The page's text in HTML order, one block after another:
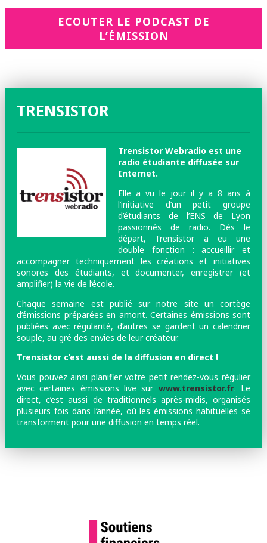
ECOUTER LE PODCAST DE
L’ÉMISSION
TRENSISTOR
Trensistor Webradio est une
radio étudiante diffusée sur
Internet.
Elle a vu le jour il y a 8 ans à
l’initiative d’un petit groupe
d’étudiants de l’ENS de Lyon
passionnés de radio. Dès le
départ, Trensistor a eu une
double fonction : accueillir et
accompagner techniquement les créations et initiatives
sonores des étudiants, et documenter, enregistrer (et
amplifier) la vie de l’école.
Chaque semaine est publié sur notre site un cortège
d’émissions préparées en amont. Certaines émissions sont
publiées avec régularité, d’autres se gardent un calendrier
souple, au gré des envies de leur créateur.
Trensistor c’est aussi de la diffusion en direct !
Vous pouvez ainsi planifier votre petit rendez-vous régulier
avec certaines émissions live sur www.trensistor.fr. Le
direct, c’est aussi de traditionnels après-midis, organisés
plusieurs fois dans l’année, où les émissions habituelles se
transforment pour une diffusion en temps réel.